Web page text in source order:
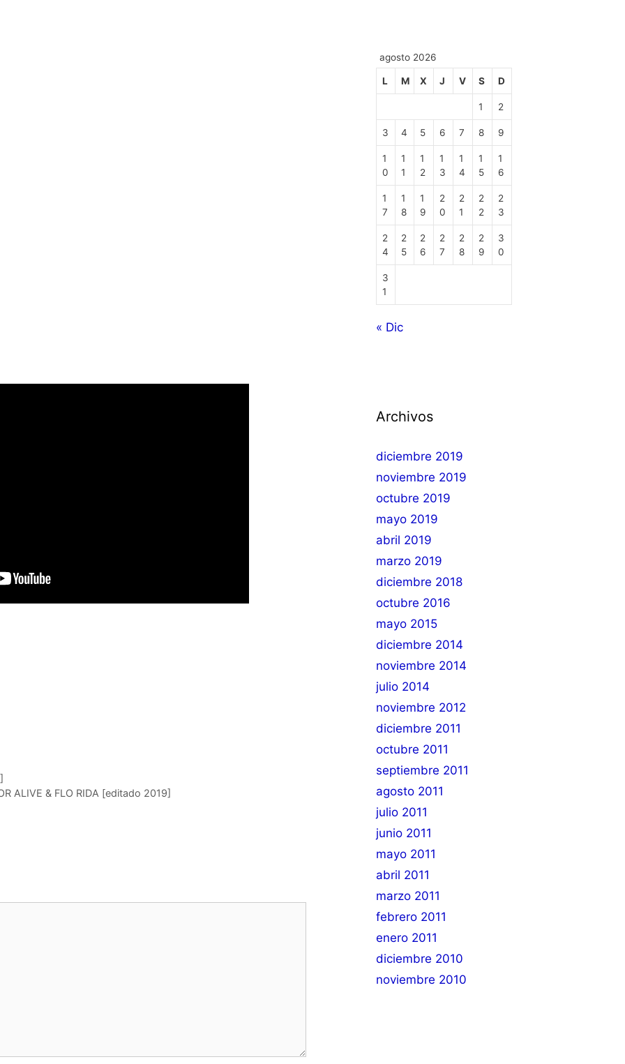
ALIVE & FLO RIDA [editado 2019]
agosto 2026
L M X J V S D
1 2
3 4 5 6 7 8 9
1
0
1
1
1
2
1
3
1
4
1
5
1
6
1
7
1
8
1
9
2
0
2
1
2
2
2
3
2
4
2
5
2
6
2
7
2
8
2
9
3
0
3
1
« Dic
Archivos
diciembre 2019
noviembre 2019
octubre 2019
mayo 2019
abril 2019
marzo 2019
diciembre 2018
octubre 2016
mayo 2015
diciembre 2014
noviembre 2014
julio 2014
noviembre 2012
diciembre 2011
octubre 2011
septiembre 2011
agosto 2011
julio 2011
junio 2011
mayo 2011
abril 2011
marzo 2011
febrero 2011
enero 2011
diciembre 2010
noviembre 2010